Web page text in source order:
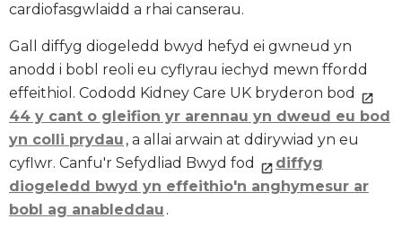
cardiofasgwlaidd a rhai canserau.
Gall diffyg diogeledd bwyd hefyd ei gwneud yn
anodd i bobl reoli eu cyflyrau iechyd mewn ffordd
effeithiol. Cododd Kidney Care UK bryderon bod
44 y cant o gleifion yr arennau yn dweud eu bod
yn colli prydau , a allai arwain at ddirywiad yn eu
cyflwr. Canfu'r Sefydliad Bwyd fod
diffyg
diogeledd bwyd yn effeithio'n anghymesur ar
bobl ag anableddau .